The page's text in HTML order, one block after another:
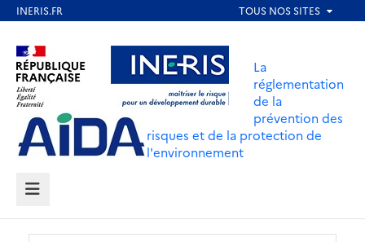
contenu
principal
Aller au contenu Aller au menu
Aller au pied de page
La
réglementation
de la
prévention des
risques et de la protection de
l'environnement
MENU